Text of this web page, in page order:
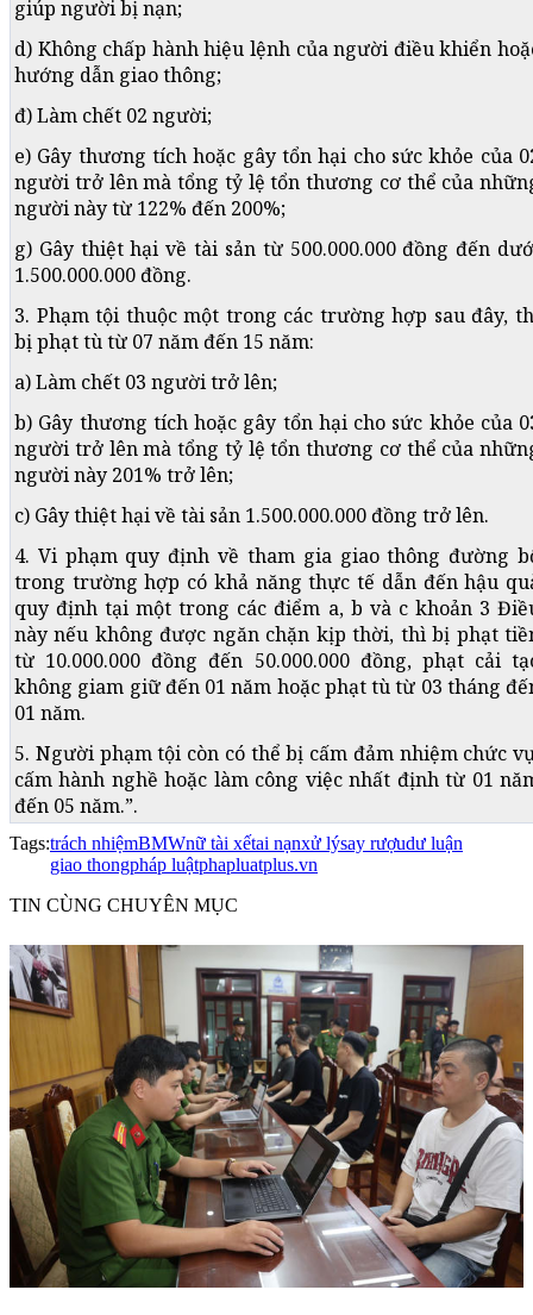
giúp người bị nạn;
d) Không chấp hành hiệu lệnh của người điều khiển
hướng dẫn giao thông;
đ) Làm chết 02 người;
e) Gây thương tích hoặc gây tổn hại cho sức khỏe của
người trở lên mà tổng tỷ lệ tổn thương cơ thể của
người này từ 122% đến 200%;
g) Gây thiệt hại về tài sản từ 500.000.000 đồng đến
1.500.000.000 đồng.
3. Phạm tội thuộc một trong các trường hợp sau đây,
bị phạt tù từ 07 năm đến 15 năm:
a) Làm chết 03 người trở lên;
b) Gây thương tích hoặc gây tổn hại cho sức khỏe của
người trở lên mà tổng tỷ lệ tổn thương cơ thể của
người này 201% trở lên;
c) Gây thiệt hại về tài sản 1.500.000.000 đồng trở lên.
4. Vi phạm quy định về tham gia giao thông đường
trong trường hợp có khả năng thực tế dẫn đến hậu
quy định tại một trong các điểm a, b và c khoản 3
này nếu không được ngăn chặn kịp thời, thì bị phạt
từ 10.000.000 đồng đến 50.000.000 đồng, phạt cải
không giam giữ đến 01 năm hoặc phạt tù từ 03 tháng
01 năm.
5. Người phạm tội còn có thể bị cấm đảm nhiệm chức
cấm hành nghề hoặc làm công việc nhất định từ 01
đến 05 năm.”.
Tags:trách nhiệmBMWnữ tài xếtai nạnxử lýsay rượudư luận
giao thongpháp luậtphapluatplus.vn
TIN CÙNG CHUYÊN MỤC